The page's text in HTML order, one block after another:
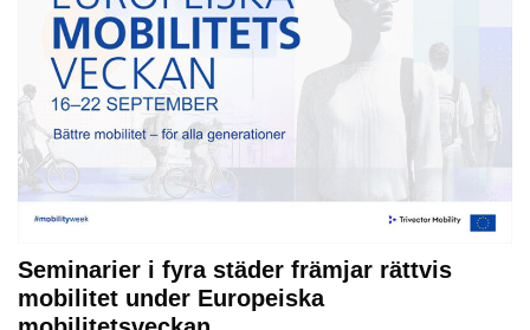
Seminarier i fyra städer främjar rättvis
mobilitet under Europeiska